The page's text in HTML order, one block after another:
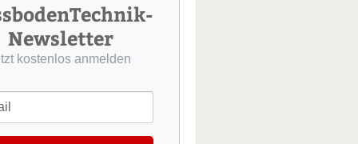
Newsletter
kostenlos anmelden